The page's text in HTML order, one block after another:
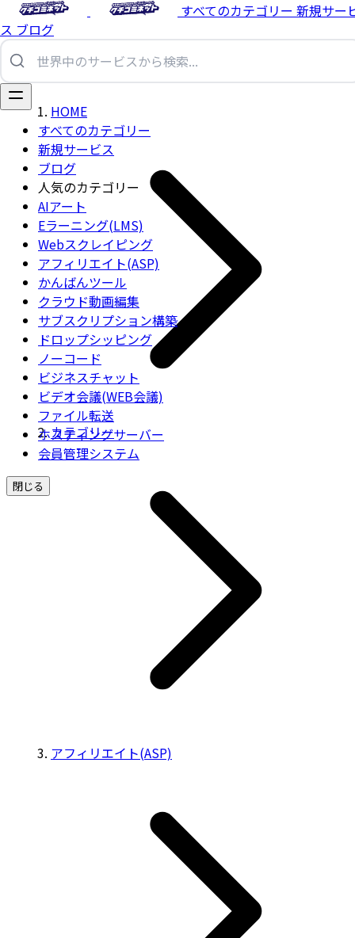
すべてのカテゴリー 新規サー
ス ブログ
すべてのカテゴリー
新規サービス
ブログ
人気のカテゴリー
AIアート
Eラーニング(LMS)
Webスクレイピング
アフィリエイト(ASP)
かんばんツール
クラウド動画編集
サブスクリプション構築
ドロップシッピング
ノーコード
ビジネスチャット
ビデオ会議(WEB会議)
ファイル転送
ホスティングサーバー
会員管理システム
閉じる
HOME
カテゴリー
アフィリエイト(ASP)